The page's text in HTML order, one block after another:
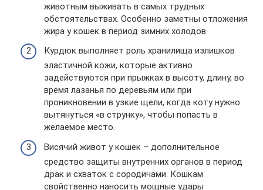
животным выживать в самых трудных
обстоятельствах. Особенно заметны отложения
жира у кошек в период зимних холодов.
Курдюк выполняет роль хранилища излишков
эластичной кожи, которые активно
задействуются при прыжках в высоту, длину, во
время лазанья по деревьям или при
проникновении в узкие щели, когда коту нужно
вытянуться «в струнку», чтобы попасть в
желаемое место.
Висячий живот у кошек – дополнительное
средство защиты внутренних органов в период
драк и схваток с сородичами. Кошкам
свойственно наносить мощные удары